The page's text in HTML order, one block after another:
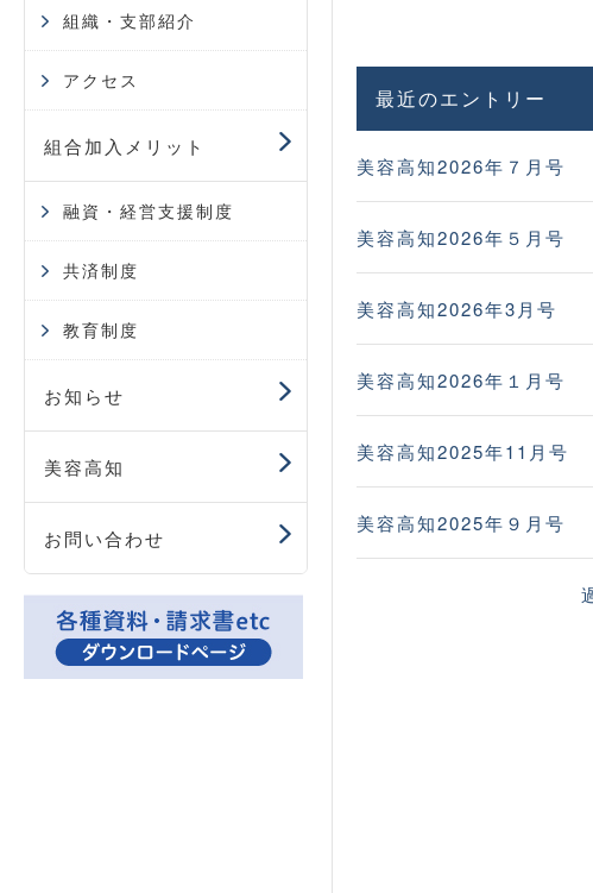
組織・支部紹介
アクセス
組合加入メリット
融資・経営支援制度
共済制度
教育制度
お知らせ
美容高知
お問い合わせ
最近のエントリー
美容高知2026年７月号
美容高知2026年５月号
美容高知2026年3月号
美容高知2026年１月号
美容高知2025年11月号
美容高知2025年９月号